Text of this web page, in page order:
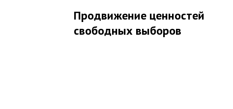
Продвижение ценностей
свободных выборов